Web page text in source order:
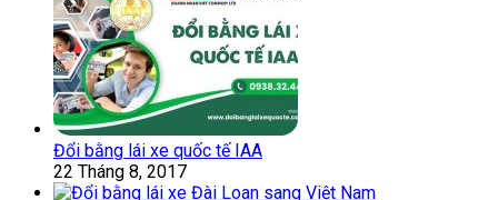
Đổi bằng lái xe quốc tế IAA
22 Tháng 8, 2017